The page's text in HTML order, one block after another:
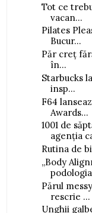
Tot ce
vacan...
Pilates
Bucur...
Păr creț
în...
Starbucks
insp...
F64
Awards...
1001 de
agenția
Rutina de
„Body
Părul
rescrie ...
Unghii